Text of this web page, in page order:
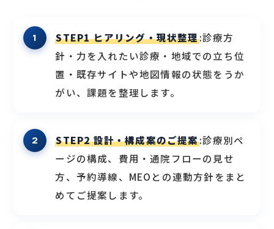
STEP1 ヒアリング・現状整理:診療方
針・力を入れたい診療・地域での立ち位
置・既存サイトや地図情報の状態をうか
がい、課題を整理します。
STEP2 設計・構成案のご提案:診療別ペ
ージの構成、費用・通院フローの見せ
方、予約導線、MEOとの連動方針をまと
めてご提案します。